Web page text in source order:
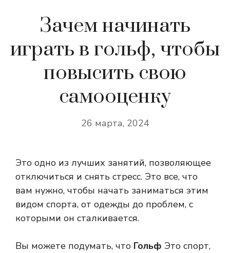
Зачем начинать
играть в гольф, чтобы
повысить свою
самооценку
26 марта, 2024
Это одно из лучших занятий, позволяющее
отключиться и снять стресс. Это все, что
вам нужно, чтобы начать заниматься этим
видом спорта, от одежды до проблем, с
которыми он сталкивается.
Вы можете подумать, что Гольф Это спорт,